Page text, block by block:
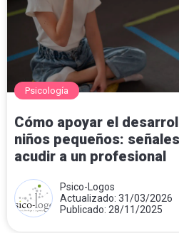
Psicología
Cómo apoyar el
niños pequeños:
acudir a un profesional
Psico-Logos
Actualizado: 31/03/2026
Publicado: 28/11/2025